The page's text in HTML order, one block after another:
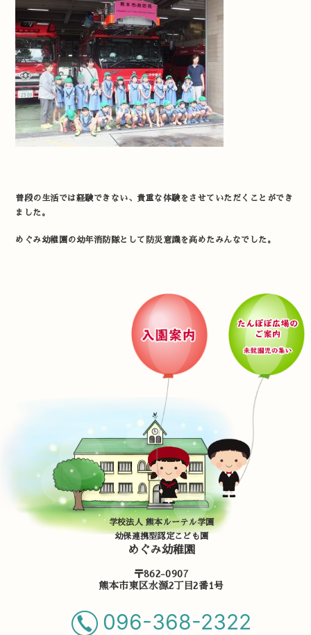
普段の生活では経験できない、貴重な体験をさせていただくことができ
ました。
めぐみ幼稚園の幼年消防隊として防災意識を高めたみんなでした。
学校法人 熊本ルーテル学園
幼保連携型認定こども園
めぐみ幼稚園
〒862-0907
熊本市東区水源2丁目2番1号
096-368-2322